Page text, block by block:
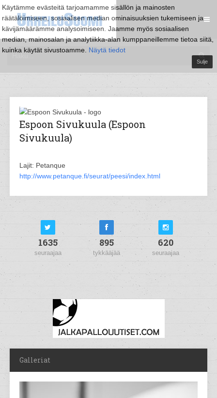
Käytämme evästeitä tarjoamamme sisällön ja mainosten
räätälöimiseen, sosiaalisen median ominaisuuksien tukemiseen ja
kävijämäärämme analysoimiseen. Jaamme myös sosiaalisen
median, mainosalan ja analytiikka-alan kumppaneillemme tietoa siitä,
kuinka käytät sivustoamme. Näytä tiedot
Sulje
Espoon Sivukuula (Espoon
Sivukuula)
Lajit: Petanque
http://www.petanque.fi/seurat/peesi/index.html
1635
seuraajaa
895
tykkääjää
620
seuraajaa
Galleriat